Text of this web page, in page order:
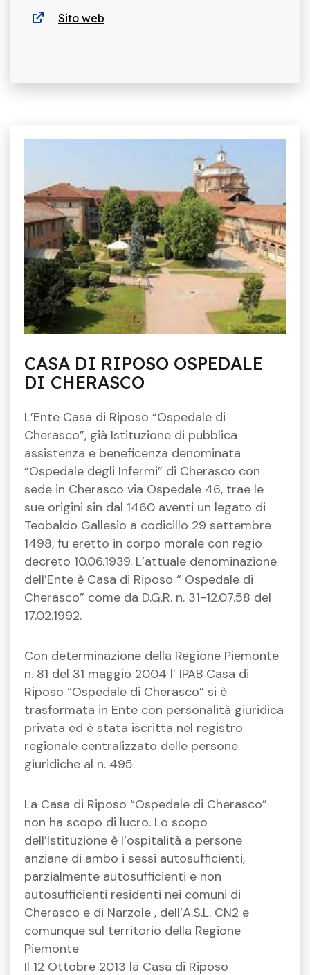
Sito web
CASA DI RIPOSO OSPEDALE
DI CHERASCO
L’Ente Casa di Riposo “Ospedale di
Cherasco”, già Istituzione di pubblica
assistenza e beneficenza denominata
“Ospedale degli Infermi” di Cherasco con
sede in Cherasco via Ospedale 46, trae le
sue origini sin dal 1460 aventi un legato di
Teobaldo Gallesio a codicillo 29 settembre
1498, fu eretto in corpo morale con regio
decreto 10.06.1939. L’attuale denominazione
dell’Ente è Casa di Riposo “ Ospedale di
Cherasco” come da D.G.R. n. 31-12.07.58 del
17.02.1992.
Con determinazione della Regione Piemonte
n. 81 del 31 maggio 2004 l’ IPAB Casa di
Riposo “Ospedale di Cherasco” si è
trasformata in Ente con personalità giuridica
privata ed è stata iscritta nel registro
regionale centralizzato delle persone
giuridiche al n. 495.
La Casa di Riposo “Ospedale di Cherasco”
non ha scopo di lucro. Lo scopo
dell’Istituzione è l’ospitalità a persone
anziane di ambo i sessi autosufficienti,
parzialmente autosufficienti e non
autosufficienti residenti nei comuni di
Cherasco e di Narzole , dell’A.S.L. CN2 e
comunque sul territorio della Regione
Piemonte
Il 12 Ottobre 2013 la Casa di Riposo